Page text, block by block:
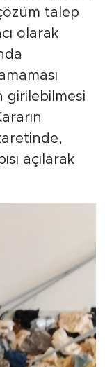
talep
olarak
girilebilmesi
açılarak